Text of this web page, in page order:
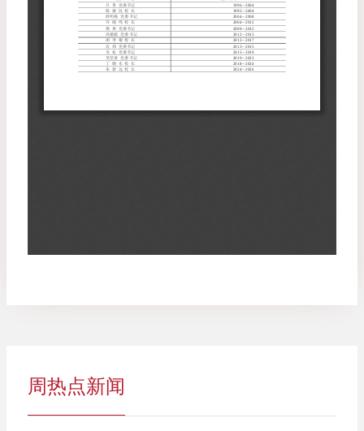
周热点新闻